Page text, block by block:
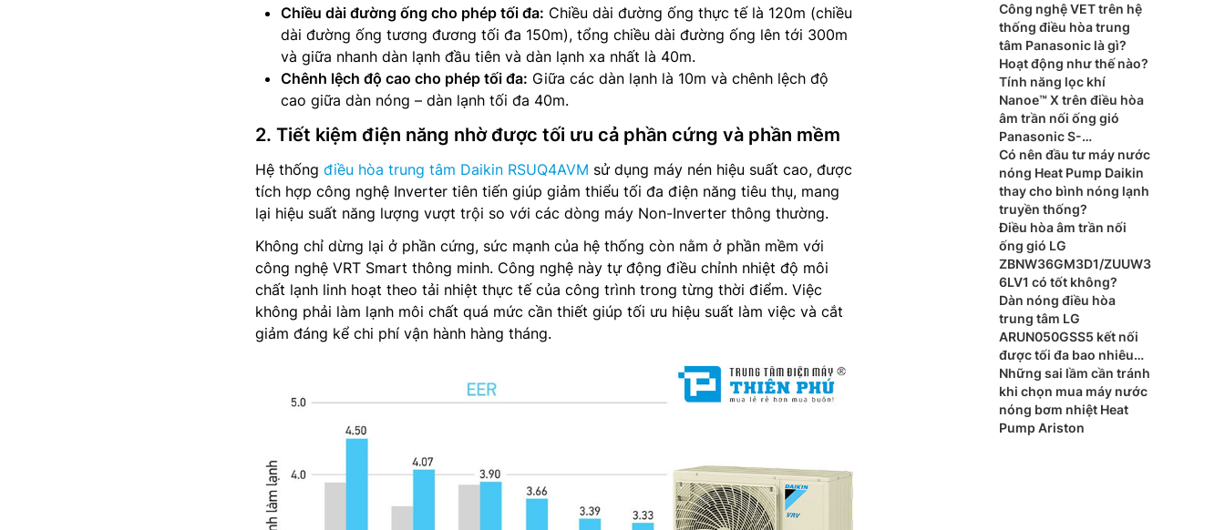
Chiều dài đường ống cho phép tối đa: Chiều dài đường ống thực tế là 120m (chiều
dài đường ống tương đương tối đa 150m), tổng chiều dài đường ống lên tới 300m
và giữa nhanh dàn lạnh đầu tiên và dàn lạnh xa nhất là 40m.
Chênh lệch độ cao cho phép tối đa: Giữa các dàn lạnh là 10m và chênh lệch độ
cao giữa dàn nóng – dàn lạnh tối đa 40m.
2. Tiết kiệm điện năng nhờ được tối ưu cả phần cứng và phần mềm
Hệ thống điều hòa trung tâm Daikin RSUQ4AVM sử dụng máy nén hiệu suất cao, được
tích hợp công nghệ Inverter tiên tiến giúp giảm thiểu tối đa điện năng tiêu thụ, mang
lại hiệu suất năng lượng vượt trội so với các dòng máy Non-Inverter thông thường.
Không chỉ dừng lại ở phần cứng, sức mạnh của hệ thống còn nằm ở phần mềm với
công nghệ VRT Smart thông minh. Công nghệ này tự động điều chỉnh nhiệt độ môi
chất lạnh linh hoạt theo tải nhiệt thực tế của công trình trong từng thời điểm. Việc
không phải làm lạnh môi chất quá mức cần thiết giúp tối ưu hiệu suất làm việc và cắt
giảm đáng kể chi phí vận hành hàng tháng.
Công nghệ VET trên hệ
thống điều hòa trung
tâm Panasonic là gì?
Hoạt động như thế nào?
Tính năng lọc khí
Nanoe™ X trên điều hòa
âm trần nối ống gió
Panasonic S-
3448PF3H/U-48PR1H5
hoạt động ra sao?
Có nên đầu tư máy nước
nóng Heat Pump Daikin
thay cho bình nóng lạnh
truyền thống?
Điều hòa âm trần nối
ống gió LG
ZBNW36GM3D1/ZUUW3
6LV1 có tốt không?
Dàn nóng điều hòa
trung tâm LG
ARUN050GSS5 kết nối
được tối đa bao nhiêu
dàn lạnh?
Những sai lầm cần tránh
khi chọn mua máy nước
nóng bơm nhiệt Heat
Pump Ariston